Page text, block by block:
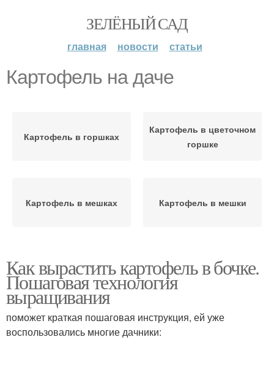
ЗЕЛЁНЫЙ САД
главная новости статьи
Картофель на даче
Картофель в горшках
Картофель в цветочном
горшке
Картофель в мешках Картофель в мешки
Как вырастить картофель в бочке.
Пошаговая технология
выращивания
поможет краткая пошаговая инструкция, ей уже
воспользовались многие дачники: